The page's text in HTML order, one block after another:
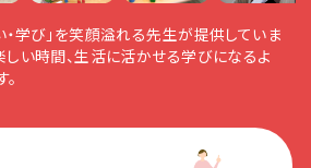
等デイサービス
さまにお待ちいただくサロンスペースで
の光が入る明るい空間になっています。
トロ
集団参加